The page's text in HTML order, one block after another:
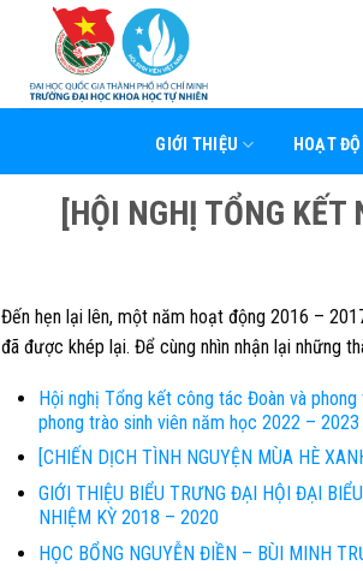
GIỚI THIỆU HOẠT
[HỘI NGHỊ TỔNG
Đến hẹn lại lên, một năm hoạt động 2016 –
đã được khép lại. Để cùng nhìn nhận lại những
Hội nghị Tổng kết công tác Đoàn và
phong trào sinh viên năm học 2022 –
[CHIẾN DỊCH TÌNH NGUYỆN MÙA HÈ
GIỚI THIỆU BIỂU TRƯNG ĐẠI HỘI ĐẠI
NHIỆM KỲ 2018 – 2020
HỌC BỔNG NGUYỄN ĐIỀN – BÙI MINH